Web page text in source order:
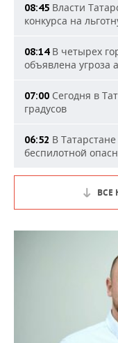
08:45 Власти
конкурса на
08:14В четырех
объявлена угроза
07:00 Сегодня в
градусов
06:52 В
беспилотной
ВСЕ